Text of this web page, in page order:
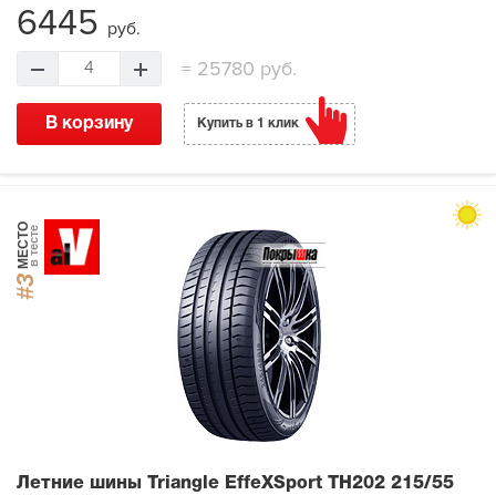
6445 руб.
4 =25780 руб.
В корзину Купить в 1 клик
#3
МЕСТОв тесте
Летние шины Triangle EffeXSport TH202 215/55